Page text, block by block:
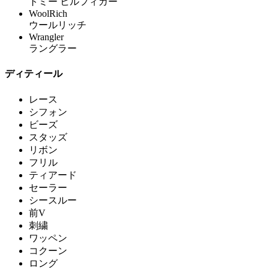
WoolRich
ウールリッチ
Wrangler
ラングラー
ディティール
レース
シフォン
ビーズ
スタッズ
リボン
フリル
ティアード
セーラー
シースルー
前V
刺繍
ワッペン
コクーン
ロング